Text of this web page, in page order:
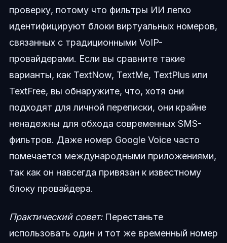
проверку, потому что фильтры ИИ легко
идентифицируют блоки виртуальных номеров,
связанных с традиционными VoIP-
провайдерами. Если вы сравните такие
варианты, как TextNow, TextMe, TextPlus или
TextFree, вы обнаружите, что, хотя они
подходят для личной переписки, они крайне
ненадежны для обхода современных SMS-
фильтров. Даже номер Google Voice часто
помечается международными приложениями,
так как он навсегда привязан к известному
блоку провайдера.
Практический совет:Перестаньте
использовать один и тот же временный номер